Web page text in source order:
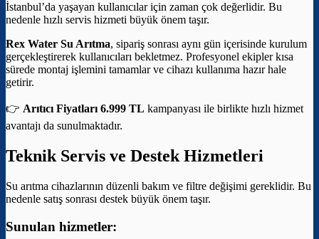
İstanbul’da yaşayan kullanıcılar için zaman çok değerlidir. Bu
nedenle hızlı servis hizmeti büyük önem taşır.
Rex Water Su Arıtma, sipariş sonrası aynı gün içerisinde kurulum
gerçekleştirerek kullanıcıları bekletmez. Profesyonel ekipler kısa
sürede montaj işlemini tamamlar ve cihazı kullanıma hazır hale
getirir.
👉 Arıtıcı Fiyatları 6.999 TL kampanyası ile birlikte hızlı hizmet
avantajı da sunulmaktadır.
Teknik Servis ve Destek Hizmetleri
Su arıtma cihazlarının düzenli bakım ve filtre değişimi gereklidir. Bu
nedenle satış sonrası destek büyük önem taşır.
Sunulan hizmetler: